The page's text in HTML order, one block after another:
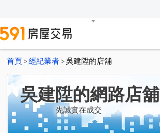
首頁 > 經紀業者 > 吳建陞的店舖
吳建陞的網路店舖
先誠實在成交